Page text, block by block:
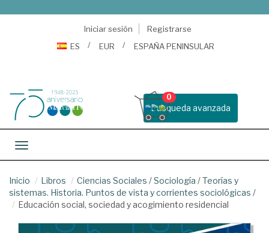
Iniciar sesión
Registrarse
ES
EUR ESPAÑA PENINSULAR
Busqueda avanzada
0
Toggle navigation
Inicio Libros Ciencias Sociales /Sociología /Teorías y
sistemas. Historia. Puntos de vista y corrientes sociológicas /
Educación social, sociedad y acogimiento residencial